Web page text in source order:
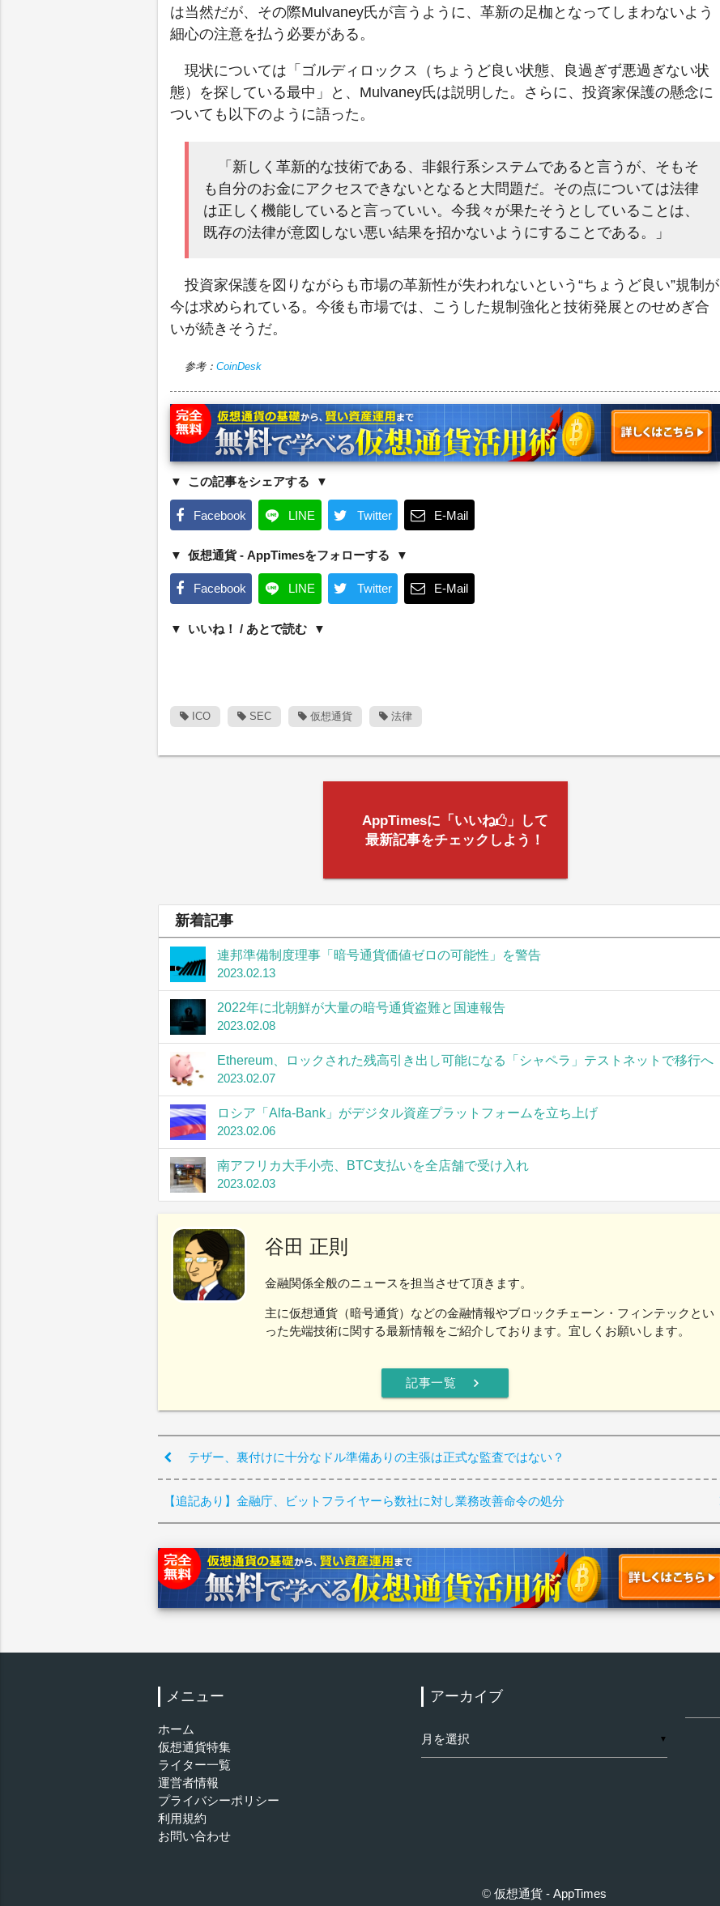
は当然だが、その際Mulvaney氏が言うように、革新の足枷となってしまわないよう
細心の注意を払う必要がある。
現状については「ゴルディロックス（ちょうど良い状態、良過ぎず悪過ぎない状
態）を探している最中」と、Mulvaney氏は説明した。さらに、投資家保護の懸念に
ついても以下のように語った。
「新しく革新的な技術である、非銀行系システムであると言うが、そもそ
も自分のお金にアクセスできないとなると大問題だ。その点については法律
は正しく機能していると言っていい。今我々が果たそうとしていることは、
既存の法律が意図しない悪い結果を招かないようにすることである。」
投資家保護を図りながらも市場の革新性が失われないという“ちょうど良い”規制が
今は求められている。今後も市場では、こうした規制強化と技術発展とのせめぎ合
いが続きそうだ。
参考： CoinDesk
この記事をシェアする
Facebook LINE Twitter E-Mail
仮想通貨 - AppTimesをフォローする
Facebook LINE Twitter E-Mail
いいね！ / あとで読む
ICO SEC 仮想通貨 法律
AppTimesに「いいね
」して
最新記事をチェックしよう！
新着記事
連邦準備制度理事「暗号通貨価値ゼロの可能性」を警告
2023.02.13
2022年に北朝鮮が大量の暗号通貨盗難と国連報告
2023.02.08
Ethereum、ロックされた残高引き出し可能になる「シャペラ」テストネットで移行へ
2023.02.07
ロシア「Alfa-Bank」がデジタル資産プラットフォームを立ち上げ
2023.02.06
南アフリカ大手小売、BTC支払いを全店舗で受け入れ
2023.02.03
谷田 正則
金融関係全般のニュースを担当させて頂きます。
主に仮想通貨（暗号通貨）などの金融情報やブロックチェーン・フィンテックとい
った先端技術に関する最新情報をご紹介しております。宜しくお願いします。
記事一覧 chevron_right
テザー、裏付けに十分なドル準備ありの主張は正式な監査ではない？
【追記あり】金融庁、ビットフライヤーら数社に対し業務改善命令の処分
メニュー
ホーム
仮想通貨特集
ライター一覧
運営者情報
プライバシーポリシー
利用規約
お問い合わせ
アーカイブ
ー
カ
▼
索:
© 仮想通貨 - AppTimes